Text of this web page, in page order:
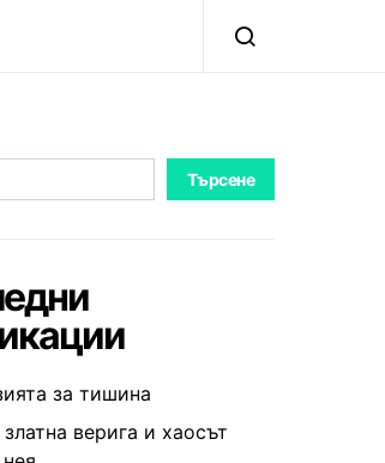
Търсене
за тишина
верига и хаосът